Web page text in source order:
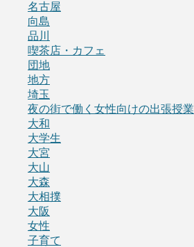
名古屋
向島
品川
喫茶店・カフェ
団地
地方
埼玉
夜の街で働く女性向けの出張授業
大和
大学生
大宮
大山
大森
大相撲
大阪
女性
子育て